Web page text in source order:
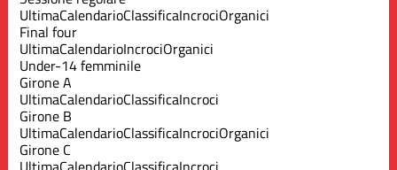
UltimaCalendarioClassificaIncrociOrganici
Final four
UltimaCalendarioIncrociOrganici
Under-14 femminile
Girone A
UltimaCalendarioClassificaIncroci
Girone B
UltimaCalendarioClassificaIncrociOrganici
Girone C